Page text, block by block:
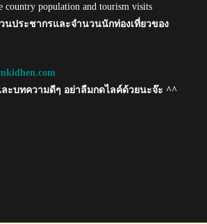
country population and tourism visits
นประชากรและจำนวนนักท่องเที่ยวของ
ะบทความดีๆ อย่าลืมกดไลค์ด้วยนะจ๊ะ ^^